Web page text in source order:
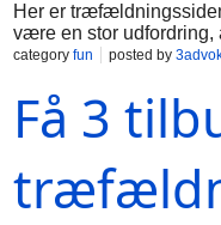
Her er
være en stor
træfældningsmand
Frederiksberg) fra
træfældningssag på og
category fun posted by
Få 3